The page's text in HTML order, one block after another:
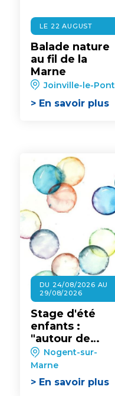
LE 22 AUGUST
Balade nature
au fil de la
Marne
Joinville-le-Pont
> En savoir plus
DU 24/08/2026 AU
29/08/2026
Stage d'été
enfants :
"autour de
l'encre" au
Musée
Intercommunal
de Nogent
Nogent-sur-
Marne
> En savoir plus